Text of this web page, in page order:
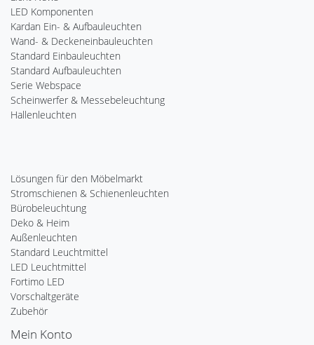
LED Komponenten
Kardan Ein- & Aufbauleuchten
Wand- & Deckeneinbauleuchten
Standard Einbauleuchten
Standard Aufbauleuchten
Serie Webspace
Scheinwerfer & Messebeleuchtung
Hallenleuchten
Lösungen für den Möbelmarkt
Stromschienen & Schienenleuchten
Bürobeleuchtung
Deko & Heim
Außenleuchten
Standard Leuchtmittel
LED Leuchtmittel
Fortimo LED
Vorschaltgeräte
Zubehör
Mein Konto